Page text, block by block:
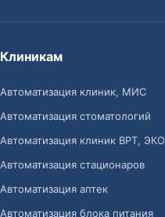
Клиникам
Автоматизация клиник, МИС
Автоматизация стоматологий
Автоматизация клиник ВРТ, ЭКО
Автоматизация стационаров
Автоматизация аптек
Автоматизация блока питания